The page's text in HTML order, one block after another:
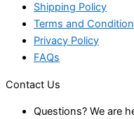
Shipping Policy
Terms and
Privacy Policy
FAQs
Contact Us
Questions? We are